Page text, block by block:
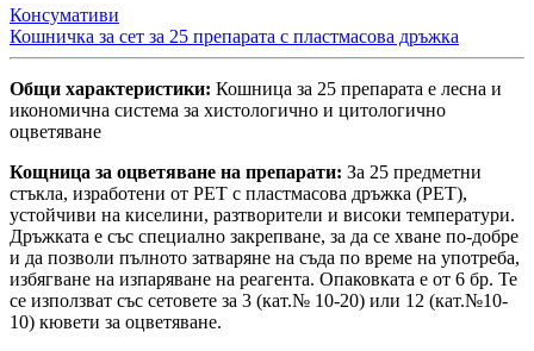
Консумативи
Кошничка за сет за 25 препарата с пластмасова дръжка
Общи характеристики: Кошница за 25 препарата е лесна и
икономична система за хистологично и цитологично
оцветяване
Кощница за оцветяване на препарати: За 25 предметни
стъкла, изработени от PET с пластмасова дръжка (PET),
устойчиви на киселини, разтворители и високи температури.
Дръжката е със специално закрепване, за да се хване по-добре
и да позволи пълното затваряне на съда по време на употреба,
избягване на изпаряване на реагента. Опаковката е от 6 бр. Те
се използват със сетовете за 3 (кат.№ 10-20) или 12 (кат.№10-
10) кювети за оцветяване.